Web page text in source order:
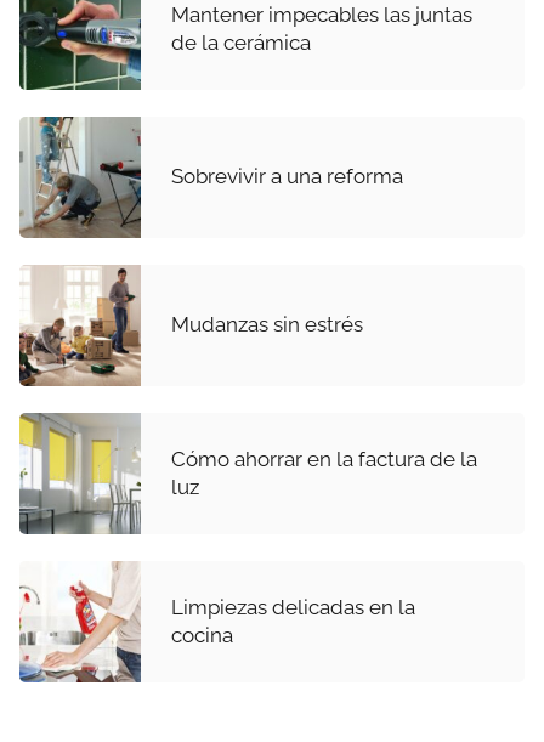
Mantener impecables las juntas
de la cerámica
Sobrevivir a una reforma
Mudanzas sin estrés
Cómo ahorrar en la factura de la
luz
Limpiezas delicadas en la
cocina